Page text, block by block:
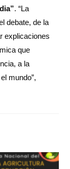
. “La
debate, de la
explicaciones
que
a la
mundo”,